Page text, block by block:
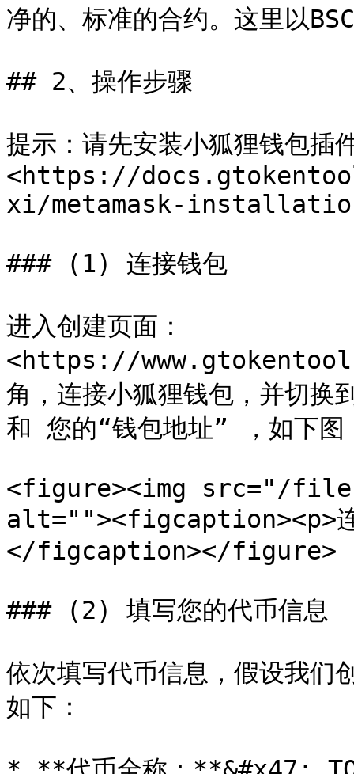
净的、标准的合约。这里以
## 2、操作步骤
提示：请先安装小狐狸钱包插
<https://
xi/metamask-
### (1) 连接钱包
进入创建页面：
<https://
角，连接小狐狸钱包，并切换
和 您的“钱包地址” ，如下图
<figure><img src="/files/
alt=""><figcaption><p>连
</figcaption></figure>
### (2) 填写您的代币信息
依次填写代币信息，假设我们
如下：